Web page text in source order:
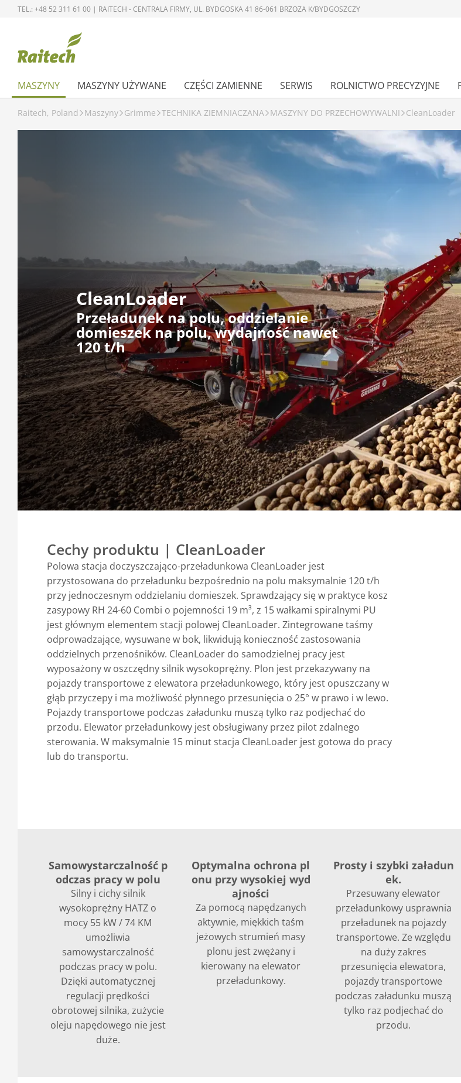
TEL.: +48 52 311 61 00 | RAITECH - CENTRALA FIRMY, UL. BYDGOSKA 41 86-061 BRZOZA K/BYDGOSZCZY
MASZYNY MASZYNY UŻYWANE CZĘŚCI ZAMIENNE SERWIS ROLNICTWO PRECYZYJNE
Raitech, Poland Maszyny Grimme TECHNIKA ZIEMNIACZANA MASZYNY DO PRZECHOWYWALNI CleanLoader
CleanLoader
Przeładunek na polu, oddzielanie
domieszek na polu, wydajność nawet
120 t/h
Cechy produktu | CleanLoader
Polowa stacja doczyszczająco-przeładunkowa CleanLoader jest
przystosowana do przeładunku bezpośrednio na polu maksymalnie 120 t/h
przy jednoczesnym oddzielaniu domieszek. Sprawdzający się w praktyce kosz
zasypowy RH 24-60 Combi o pojemności 19 m³, z 15 wałkami spiralnymi PU
jest głównym elementem stacji polowej CleanLoader. Zintegrowane taśmy
odprowadzające, wysuwane w bok, likwidują konieczność zastosowania
oddzielnych przenośników. CleanLoader do samodzielnej pracy jest
wyposażony w oszczędny silnik wysokoprężny. Plon jest przekazywany na
pojazdy transportowe z elewatora przeładunkowego, który jest opuszczany w
głąb przyczepy i ma możliwość płynnego przesunięcia o 25° w prawo i w lewo.
Pojazdy transportowe podczas załadunku muszą tylko raz podjechać do
przodu. Elewator przeładunkowy jest obsługiwany przez pilot zdalnego
sterowania. W maksymalnie 15 minut stacja CleanLoader jest gotowa do pracy
lub do transportu.
Samowystarczalność p
odczas pracy w polu
Silny i cichy silnik
wysokoprężny HATZ o
mocy 55 kW / 74 KM
umożliwia
samowystarczalność
podczas pracy w polu.
Dzięki automatycznej
regulacji prędkości
obrotowej silnika, zużycie
oleju napędowego nie jest
duże.
Optymalna ochrona pl
onu przy wysokiej wyd
ajności
Za pomocą napędzanych
aktywnie, miękkich taśm
jeżowych strumień masy
plonu jest zwężany i
kierowany na elewator
przeładunkowy.
Prosty i szybki załadun
ek.
Przesuwany elewator
przeładunkowy usprawnia
przeładunek na pojazdy
transportowe. Ze względu
na duży zakres
przesunięcia elewatora,
pojazdy transportowe
podczas załadunku muszą
tylko raz podjechać do
przodu.